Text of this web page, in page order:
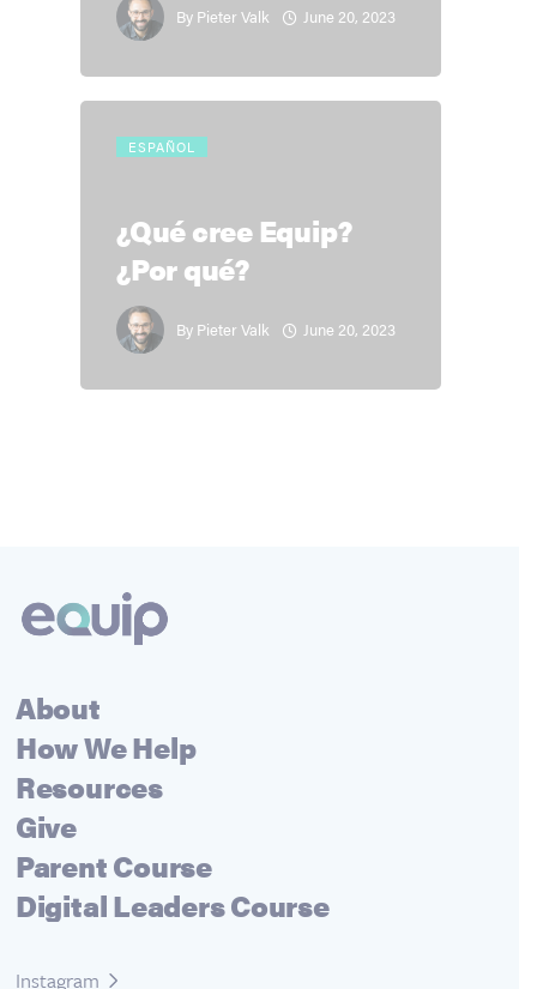
By Pieter Valk June 20, 2023
ESPAÑOL
¿Qué cree Equip?
¿Por qué?
By Pieter Valk June 20, 2023
About
How We Help
Resources
Give
Parent Course
Digital Leaders Course
Instagram